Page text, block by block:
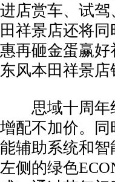
进店赏车、试
田祥景店还将
惠再砸金蛋赢
东风本田祥景
思域十周年纪
增配不加价。
能辅助系统和
左侧的绿色